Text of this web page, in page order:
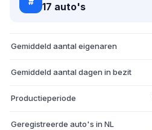
17 auto's
Gemiddeld aantal eigenaren
Gemiddeld aantal dagen in bezit
Productieperiode
Geregistreerde auto's in NL